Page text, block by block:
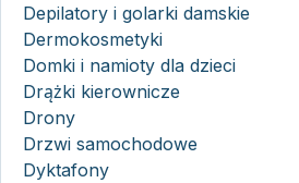
Depilatory i golarki damskie
Dermokosmetyki
Domki i namioty dla dzieci
Drążki kierownicze
Drony
Drzwi samochodowe
Dyktafony